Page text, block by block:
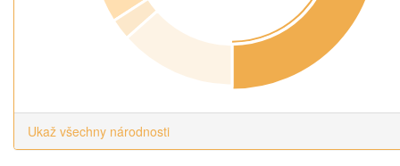
Ukaž všechny národnosti